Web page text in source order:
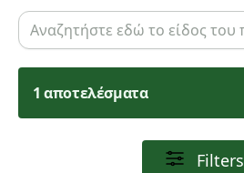
1 αποτελέσματα
Filters